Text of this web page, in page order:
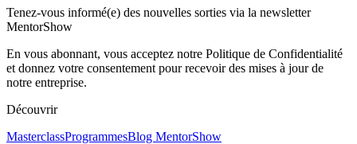
Tenez-vous informé(e) des nouvelles sorties via la newsletter
MentorShow
En vous abonnant, vous acceptez notre Politique de Confidentialité
et donnez votre consentement pour recevoir des mises à jour de
notre entreprise.
Découvrir
MasterclassProgrammesBlog MentorShow